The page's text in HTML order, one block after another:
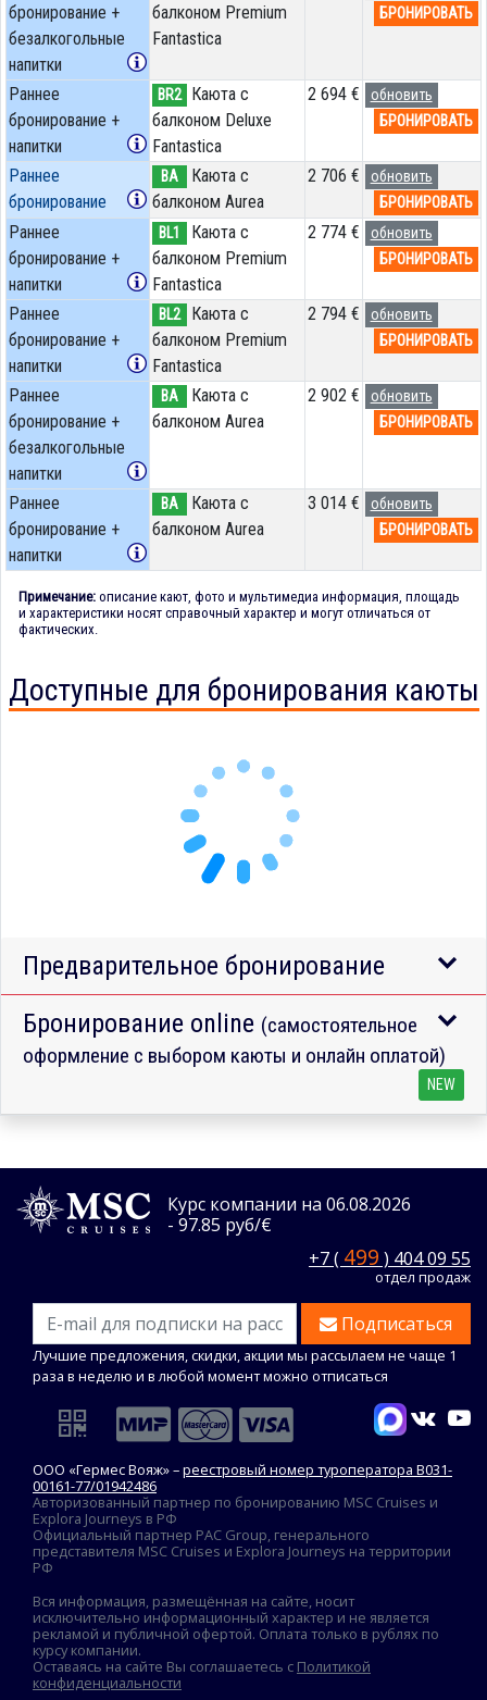
бронирование +
безалкогольные
напитки
балконом Premium
Fantastica
БРОНИРОВАТЬ
Раннее
бронирование +
напитки
BR2
Каюта с
балконом Deluxe
Fantastica
2 694 €
обновить
БРОНИРОВАТЬ
Раннее
бронирование
BA
Каюта с
балконом Aurea
2 706 €
обновить
БРОНИРОВАТЬ
Раннее
бронирование +
напитки
BL1
Каюта с
балконом Premium
Fantastica
2 774 €
обновить
БРОНИРОВАТЬ
Раннее
бронирование +
напитки
BL2
Каюта с
балконом Premium
Fantastica
2 794 €
обновить
БРОНИРОВАТЬ
Раннее
бронирование +
безалкогольные
напитки
BA
Каюта с
балконом Aurea
2 902 €
обновить
БРОНИРОВАТЬ
Раннее
бронирование +
напитки
BA
Каюта с
балконом Aurea
3 014 €
обновить
БРОНИРОВАТЬ
Примечание: описание кают, фото и мультимедиа информация, площадь
и характеристики носят справочный характер и могут отличаться от
фактических.
Доступные для бронирования каюты
Предварительное бронирование
Бронирование online (самостоятельное
оформление с выбором каюты и онлайн оплатой)
NEW
Курс компании на 06.08.2026
- 97.85 руб/€
+7 ( 499 ) 404 09 55
отдел продаж
Подписаться
Лучшие предложения, скидки, акции мы рассылаем не чаще 1
раза в неделю и в любой момент можно отписаться
ООО «Гермес Вояж» –реестровый номер туроператора В031-
00161-77/01942486
Авторизованный партнер по бронированию MSC Cruises и
Explora Journeys в РФ
Официальный партнер PAC Group, генерального
представителя MSC Cruises и Explora Journeys на территории
РФ
Вся информация, размещённая на сайте, носит
исключительно информационный характер и не является
рекламой и публичной офертой. Оплата только в рублях по
курсу компании.
Оставаясь на сайте Вы соглашаетесь с Политикой
конфиденциальности